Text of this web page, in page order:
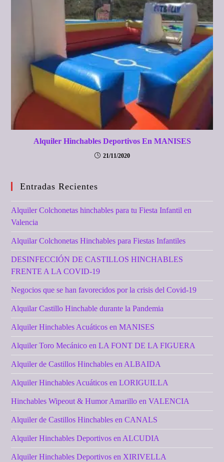
Alquiler Hinchables Deportivos En MANISES
21/11/2020
Entradas Recientes
Alquiler Colchonetas hinchables para tu Fiesta Infantil en
Valencia
Alquilar Colchonetas Hinchables para Fiestas Infantiles
DESINFECCIÓN DE CASTILLOS HINCHABLES
FRENTE A LA COVID-19
Negocios que se han favorecidos por la crisis del Covid-19
Alquilar Castillo Hinchable durante la Pandemia
Alquiler Hinchables Acuáticos en MANISES
Alquiler Toro Mecánico en LA FONT DE LA FIGUERA
Alquiler de Castillos Hinchables en ALBAIDA
Alquiler Hinchables Acuáticos en LORIGUILLA
Hinchables Wipeout & Humor Amarillo en VALENCIA
Alquiler de Castillos Hinchables en CANALS
Alquiler Hinchables Deportivos en ALCUDIA
Alquiler Hinchables Deportivos en XIRIVELLA